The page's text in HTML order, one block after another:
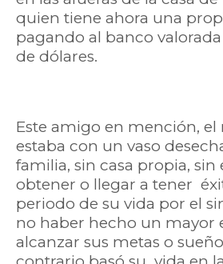
quien tiene ahora una
pagando al banco
de dólares.
Este amigo en mención, el
estaba con un vaso
familia, sin casa propia, sin
obtener o llegar a tener
periodo de su vida por el
no haber hecho un mayor
alcanzar sus metas o